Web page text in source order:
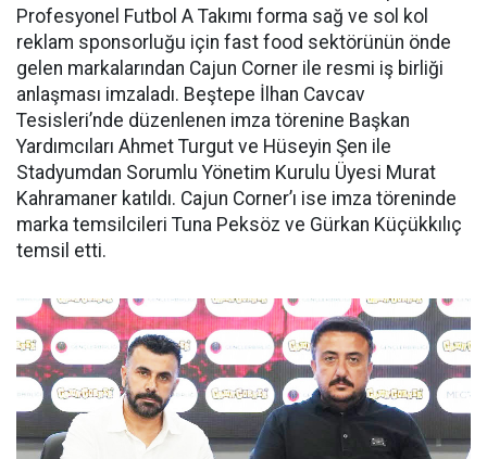
Profesyonel Futbol A Takımı forma sağ ve sol kol
reklam sponsorluğu için fast food sektörünün önde
gelen markalarından Cajun Corner ile resmi iş birliği
anlaşması imzaladı. Beştepe İlhan Cavcav
Tesisleri’nde düzenlenen imza törenine Başkan
Yardımcıları Ahmet Turgut ve Hüseyin Şen ile
Stadyumdan Sorumlu Yönetim Kurulu Üyesi Murat
Kahramaner katıldı. Cajun Corner’ı ise imza töreninde
marka temsilcileri Tuna Peksöz ve Gürkan Küçükkılıç
temsil etti.